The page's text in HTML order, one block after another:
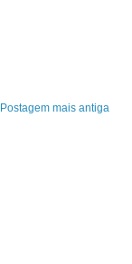
Postagem mais antiga